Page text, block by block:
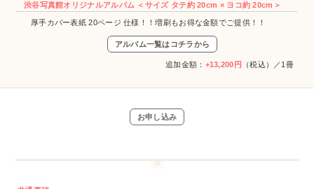
渋谷写真館オリジナルアルバム ＜サイズ タテ約 20cm × ヨコ約 20cm＞
厚手カバー表紙 20ページ 仕様！！増刷もお得な金額でご提供！！
アルバム一覧はコチラから
追加金額： +13,200円 （税込）／1冊
お申し込み